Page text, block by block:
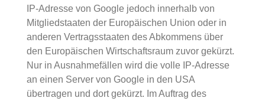
IP-Adresse von Google jedoch innerhalb von
Mitgliedstaaten der Europäischen Union oder in
anderen Vertragsstaaten des Abkommens über
den Europäischen Wirtschaftsraum zuvor gekürzt.
Nur in Ausnahmefällen wird die volle IP-Adresse
an einen Server von Google in den USA
übertragen und dort gekürzt. Im Auftrag des